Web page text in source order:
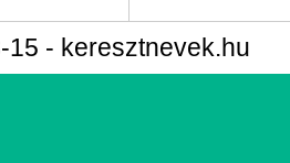
- keresztnevek.hu